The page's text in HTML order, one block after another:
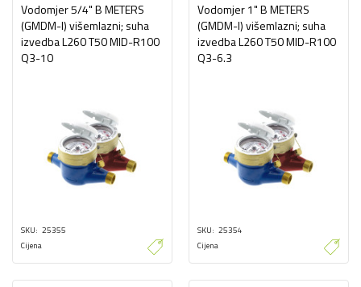
Vodomjer 5/4" B METERS
(GMDM-I) višemlazni; suha
izvedba L260 T50 MID-R100
Q3-10
SKU 25355
Cijena
Vodomjer 1" B METERS
(GMDM-I) višemlazni; suha
izvedba L260 T50 MID-R100
Q3-6.3
SKU 25354
Cijena